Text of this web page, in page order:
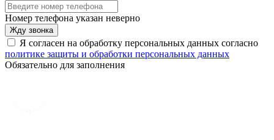
Номер телефона указан неверно
Жду звонка
Я согласен на обработку персональных данных согласно
политике защиты и обработки персональных данных
Обязательно для заполнения